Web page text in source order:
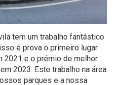
tem um trabalho fantástico
é prova o primeiro lugar
2021 e o prémio de melhor
2023. Este trabalho na área
parques e a nossa